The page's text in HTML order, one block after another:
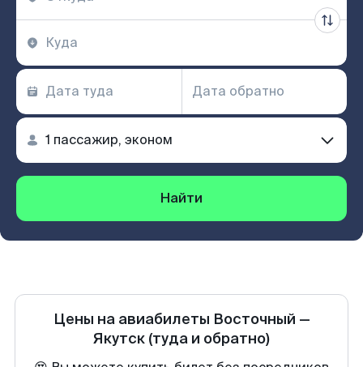
Найти
Цены на авиабилеты Восточный —
Якутск (туда и обратно)